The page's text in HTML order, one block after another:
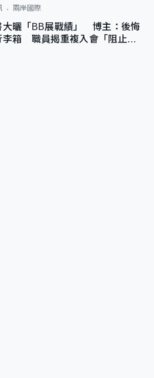
兩岸國際
大曬「BB展戰績」 博主：後悔
李箱 職員揭重複入會「阻止唔